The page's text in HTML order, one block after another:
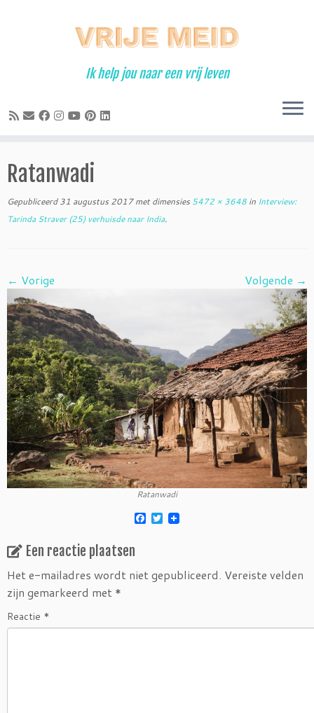
Ik help jou naar een vrij leven
Ratanwadi
Gepubliceerd 31 augustus 2017met dimensies 5472 × 3648 in Interview:
Tarinda Straver (25) verhuisde naar India.
← Vorige Volgende →
Ratanwadi
F
o
T
w
e
r
Een reactie plaatsen
Het e-mailadres wordt niet gepubliceerd. Vereiste velden
zijn gemarkeerd met *
Reactie *